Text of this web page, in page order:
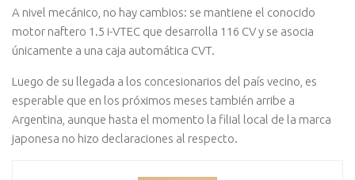
A nivel mecánico, no hay cambios: se mantiene el conocido
motor naftero 1.5 i-VTEC que desarrolla 116 CV y se asocia
únicamente a una caja automática CVT.
Luego de su llegada a los concesionarios del país vecino, es
esperable que en los próximos meses también arribe a
Argentina, aunque hasta el momento la filial local de la marca
japonesa no hizo declaraciones al respecto.